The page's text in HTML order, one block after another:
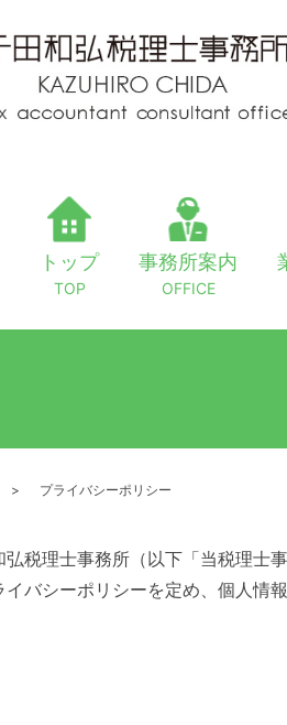
トップ
TOP
事務所案内
OFFICE
プライバシーポリシー
弘税理士事務所（以下「当税理士
イバシーポリシーを定め、個人情